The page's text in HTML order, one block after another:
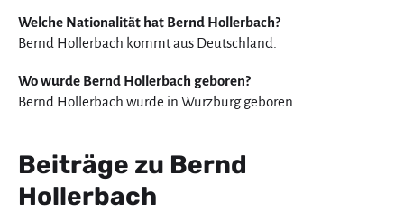
Welche Nationalität hat Bernd Hollerbach?
Bernd Hollerbach kommt aus Deutschland.
Wo wurde Bernd Hollerbach geboren?
Bernd Hollerbach wurde in Würzburg geboren.
Beiträge zu Bernd
Hollerbach